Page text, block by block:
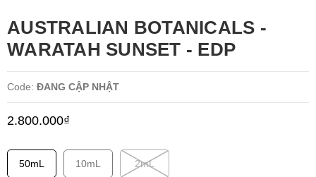
AUSTRALIAN BOTANICALS -
WARATAH SUNSET - EDP
Code: ĐANG CẬP NHẬT
2.800.000₫
50mL 10mL 2mL